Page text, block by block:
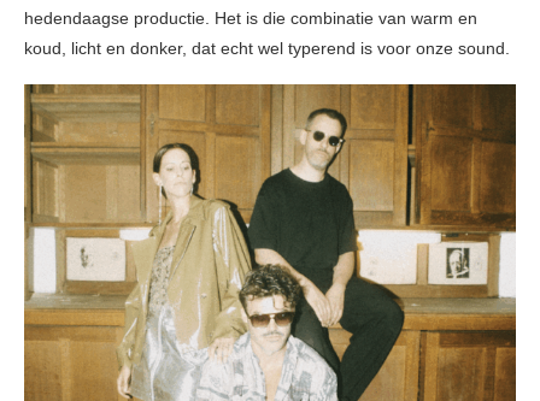
hedendaagse productie. Het is die combinatie van warm en
koud, licht en donker, dat echt wel typerend is voor onze sound.